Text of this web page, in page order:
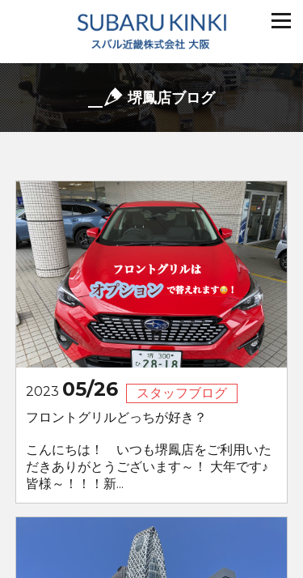
堺鳳店ブログ
2023 05/26
スタッフブログ
フロントグリルどっちが好き？
こんにちは！ いつも堺鳳店をご利用いた
だきありがとうございます～！ 大年です♪
皆様～！！！新...